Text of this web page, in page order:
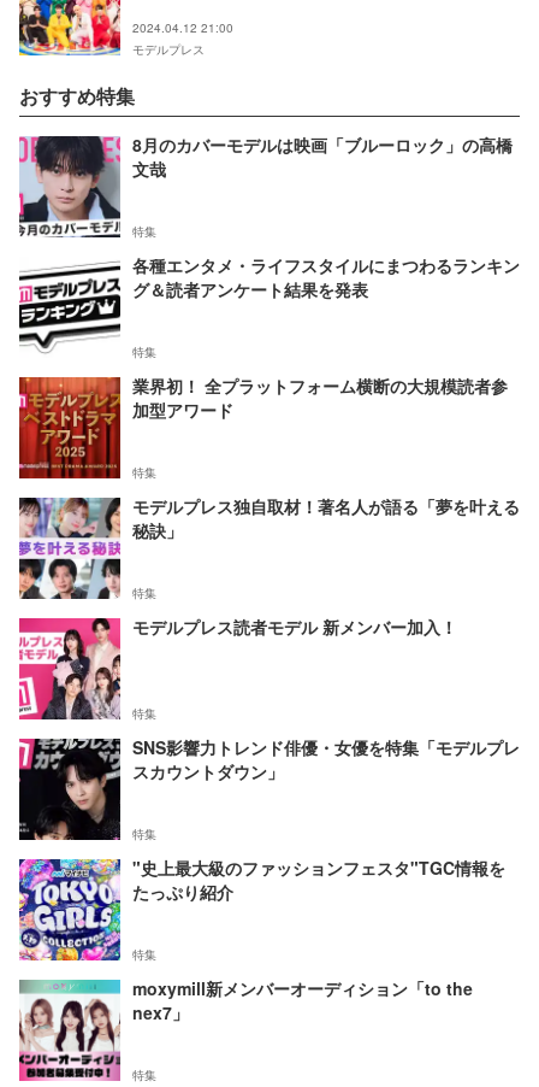
2024.04.12 21:00
モデルプレス
おすすめ特集
8月のカバーモデルは映画「ブルーロック」の高橋
文哉
特集
各種エンタメ・ライフスタイルにまつわるランキン
グ＆読者アンケート結果を発表
特集
業界初！ 全プラットフォーム横断の大規模読者参
加型アワード
特集
モデルプレス独自取材！著名人が語る「夢を叶える
秘訣」
特集
モデルプレス読者モデル 新メンバー加入！
特集
SNS影響力トレンド俳優・女優を特集「モデルプレ
スカウントダウン」
特集
"史上最大級のファッションフェスタ"TGC情報を
たっぷり紹介
特集
moxymill新メンバーオーディション「to the
nex7」
特集